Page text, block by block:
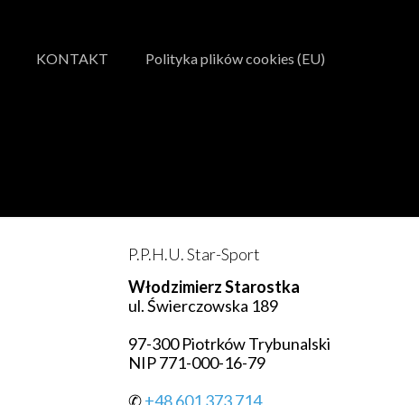
KONTAKT Polityka plików cookies (EU)
P.P.H.U. Star-Sport
Włodzimierz Starostka
ul. Świerczowska 189
97-300 Piotrków Trybunalski
NIP 771-000-16-79
✆+48 601 373 714